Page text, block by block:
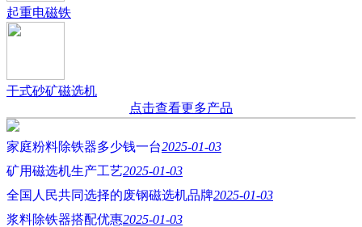
起重电磁铁
干式砂矿磁选机
点击查看更多产品
家庭粉料除铁器多少钱一台2025-01-03
矿用磁选机生产工艺2025-01-03
全国人民共同选择的废钢磁选机品牌2025-01-03
浆料除铁器搭配优惠2025-01-03